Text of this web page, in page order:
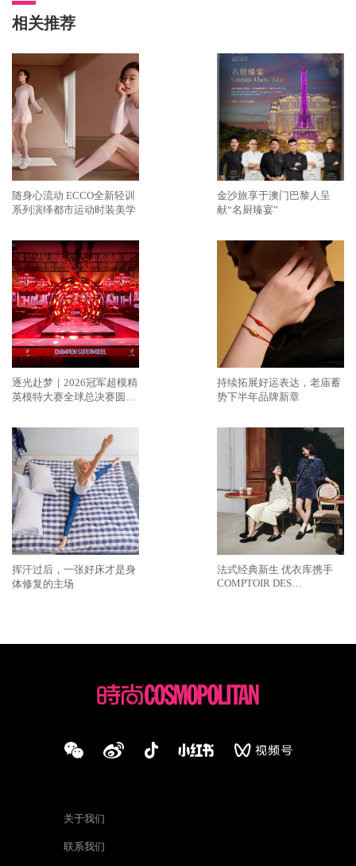
相关推荐
随身心流动 ECCO全新轻训
系列演绎都市运动时装美学
金沙旅享于澳门巴黎人呈
献“名厨臻宴”
逐光赴梦｜2026冠军超模精
英模特大赛全球总决赛圆满
持续拓展好运表达，老庙蓄
势下半年品牌新章
挥汗过后，一张好床才是身
体修复的主场
法式经典新生 优衣库携手
COMPTOIR DES
关于我们
联系我们